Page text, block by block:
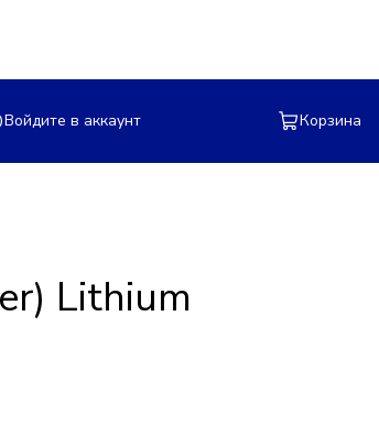
Войдите в аккаунт Корзина
Lithium